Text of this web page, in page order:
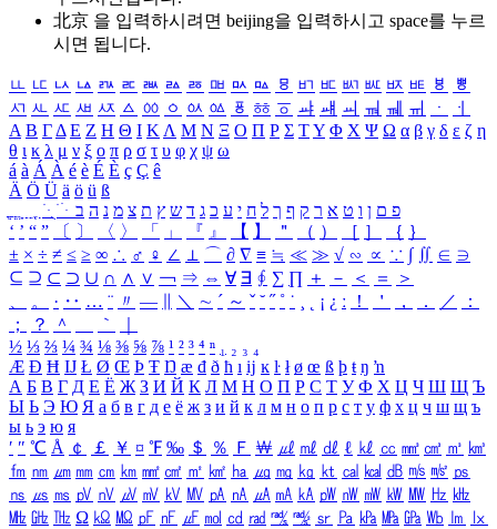
北京 을 입력하시려면 beijing을 입력하시고 space를 누르
시면 됩니다.
ㅥ ㅦ ㅧ ㅨ ㅩ ㅪ ㅫ ㅬ ㅭ ㅮ ㅯ ㅰ ㅱ ㅲ ㅳ ㅴ ㅵ ㅶ ㅷ ㅸ
ㅹ
ㅺ ㅻ ㅼ ㅽ ㅾ ㅿ ㆀ ㆁ ㆂ ㆃ ㆄ ㆅ ㆆ ㆇ ㆈ ㆉ ㆊ ㆋ ㆌ ㆍ
ㆎ
Α Β ΓΔ Ε Ζ Η Θ Ι ΚΛ Μ Ν Ξ Ο Π Ρ Σ ΤΥ Φ Χ Ψ Ω α β γ δ ε ζ η
θ ι κ λ μ ν ξ ο π ρ σ τ υ φ χ ψ ω
á à Á À é è É È ç Ç ê
Ä Ö Ü ä ö ü ß
ִֶֹ ֻּ ׁׂ פ ם ן ו ט א ר ק ף ך ל ח י ע כ ג ד ש ץ ת צ מ נ ה ב
‘ ’ “ ” 〔 〕 〈 〉 「 」 『 』 【 】 ＂ （ ） ［ ］ ｛ ｝
± × ÷ ≠ ≤ ≥ ∞ ∴ ♂ ♀ ∠ ⊥ ⌒ ∂ ∇ ≡ ≒ ≪ ≫ √ ∽ ∝ ∵ ∫ ∬ ∈ ∋
⊆ ⊇ ⊂ ⊃ ∪ ∩ ∧ ∨ ￢ ⇒ ⇔ ∀ ∃ ∮ ∑ ∏ ＋ － ＜ ＝
＞
、
。 · ‥ … ¨ 〃 ― ＼ ∼ ´ ～ ˇ ˘ ˝ ˚ ˙ ¸ ¡ ¿ ː ！ ＇ ， ． ／
：
；
？ ＾ ｀
½ ⅓ ⅔ ¼ ¾ ⅛ ⅜ ⅝ ⅞ ¹ ² ³ ⁴ ⁿ ₁ ₂ ₃ ₄
Æ Ð Ħ Ĳ Ł Ø Œ Þ Ŧ Ŋ æ đ ð ħ ı ĳ ĸ ŀ ł ø œ ß þ ŧ ŋ ŉ
А Б В Г Д Е Ё Ж З И Й К Л М Н О П Р С Т У Ф Х Ц Ч Ш Щ Ъ
Ы Ь Э Ю Я а б в г д е ё ж з и й к л м н о п р с т у ф х ц ч ш щ ъ
ы ь э ю я
′ ″ ℃ Å ￠ ￡ ￥ ¤ ℉ ‰ ＄ ％ Ｆ ￦ ㎕ ㎖ ㎗ ℓ ㎘ ㏄ ㎣ ㎤ ㎥ ㎦
㎙ ㎚ ㎛ ㎜ ㎝ ㎞ ㎟ ㎠ ㎡ ㎢ ㏊ ㎍ ㎎ ㎏ ㏏ ㎈ ㎉ ㏈ ㎧ ㎨ ㎰
㎱ ㎲ ㎳ ㎴ ㎵ ㎶ ㎷ ㎸ ㎹ ㎀ ㎁ ㎂ ㎃ ㎄ ㎺ ㎻ ㎽ ㎾ ㎿ ㎐ ㎑
㎒ ㎓ ㎔ Ω ㏀ ㏁ ㎊ ㎋ ㎌ ㏖ ㏅ ㎭ ㎮ ㎯ ㏛ ㎩ ㎪ ㎫ ㎬ ㏝ ㏐
㏓